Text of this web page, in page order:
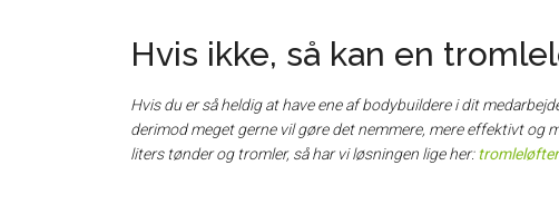
Hvis ikke, så kan en
Hvis du er så heldig at have ene af bodybuildere i dit
derimod meget gerne vil gøre det nemmere, mere effektivt og
liters tønder og tromler, så har vi løsningen lige her: